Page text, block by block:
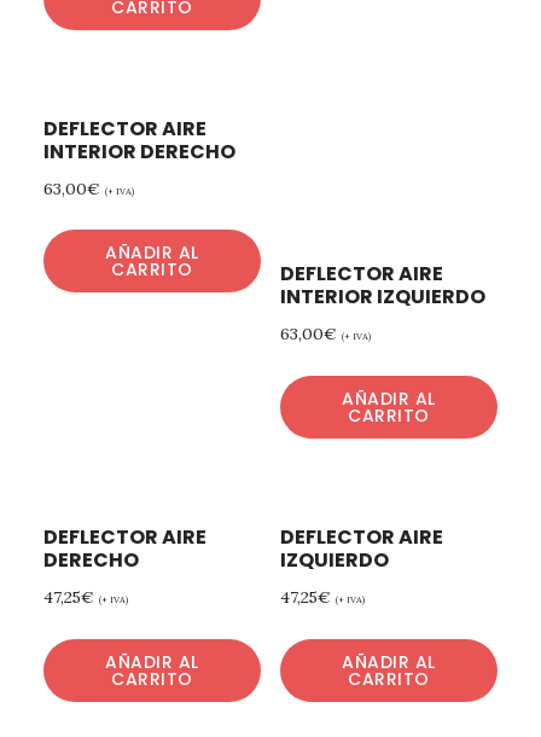
CARRITO
DEFLECTOR AIRE
INTERIOR DERECHO
63,00€ (+ IVA)
AÑADIR AL
CARRITO
DEFLECTOR AIRE
INTERIOR IZQUIERDO
63,00€ (+ IVA)
AÑADIR AL
CARRITO
DEFLECTOR AIRE
DERECHO
47,25€ (+ IVA)
AÑADIR AL
CARRITO
DEFLECTOR AIRE
IZQUIERDO
47,25€ (+ IVA)
AÑADIR AL
CARRITO